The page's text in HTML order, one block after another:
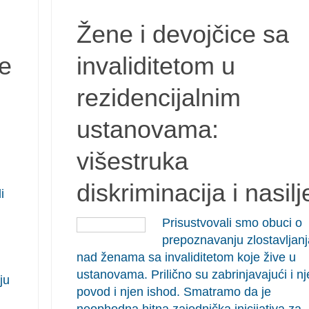
Žene i devojčice sa
invaliditetom u
rezidencijalnim
ustanovama:
višestruka
diskriminacija i
Prisustvovali smo obuci o
prepoznavanju
nad ženama sa invaliditetom koje žive u
ustanovama. Prilično su zabrinjavajući i
povod i njen ishod. Smatramo da je